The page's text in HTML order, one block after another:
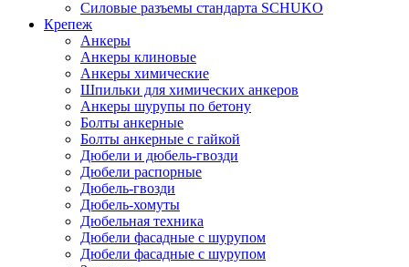
Силовые разъемы стандарта SCHUKO
Крепеж
Анкеры
Анкеры клиновые
Анкеры химические
Шпильки для химических анкеров
Анкеры шурупы по бетону
Болты анкерные
Болты анкерные с гайкой
Дюбели и дюбель-гвозди
Дюбели распорные
Дюбель-гвозди
Дюбель-хомуты
Дюбельная техника
Дюбели фасадные с шурупом
Дюбели фасадные с шурупом